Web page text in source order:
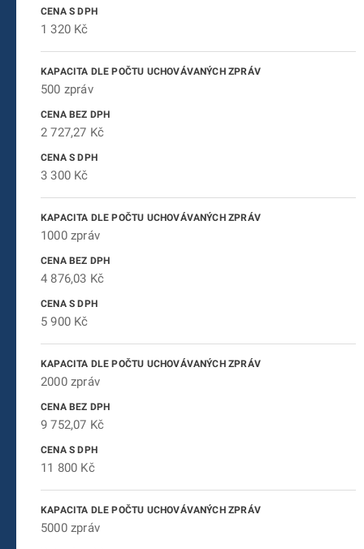
1 320 Kč
500 zpráv
2 727,27 Kč
3 300 Kč
1000 zpráv
4 876,03 Kč
5 900 Kč
2000 zpráv
9 752,07 Kč
11 800 Kč
5000 zpráv